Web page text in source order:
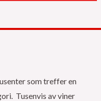
som treffer en
Tusenvis av viner